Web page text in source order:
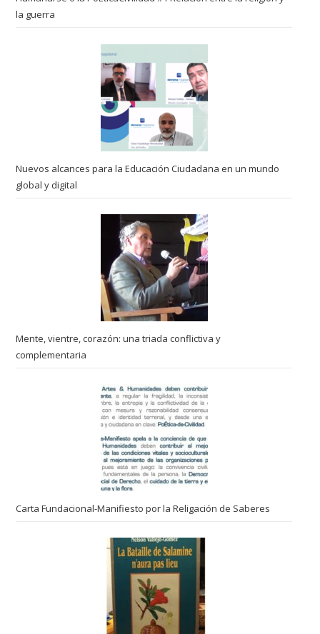
la guerra
Nuevos alcances para la Educación Ciudadana en un mundo
global y digital
Mente, vientre, corazón: una triada conflictiva y
complementaria
Carta Fundacional-Manifiesto por la Religación de Saberes